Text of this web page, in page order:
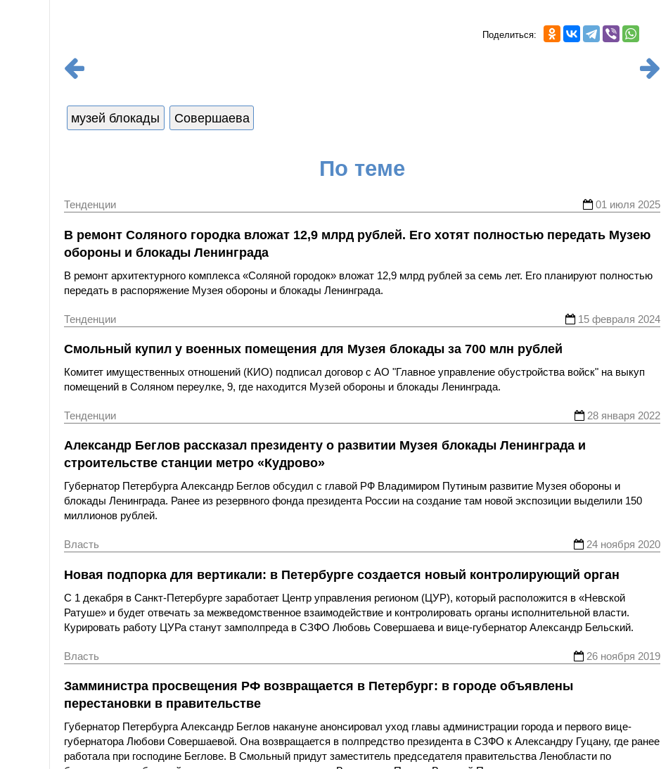
Поделиться:
музей блокады Совершаева
По теме
Тенденции 01 июля 2025
В ремонт Соляного городка вложат 12,9 млрд рублей. Его хотят полностью передать Музею
обороны и блокады Ленинграда
В ремонт архитектурного комплекса «Соляной городок» вложат 12,9 млрд рублей за семь лет. Его планируют полностью
передать в распоряжение Музея обороны и блокады Ленинграда.
Тенденции 15 февраля 2024
Смольный купил у военных помещения для Музея блокады за 700 млн рублей
Комитет имущественных отношений (КИО) подписал договор с АО "Главное управление обустройства войск" на выкуп
помещений в Соляном переулке, 9, где находится Музей обороны и блокады Ленинграда.
Тенденции 28 января 2022
Александр Беглов рассказал президенту о развитии Музея блокады Ленинграда и
строительстве станции метро «Кудрово»
Губернатор Петербурга Александр Беглов обсудил с главой РФ Владимиром Путиным развитие Музея обороны и
блокады Ленинграда. Ранее из резервного фонда президента России на создание там новой экспозиции выделили 150
миллионов рублей.
Власть 24 ноября 2020
Новая подпорка для вертикали: в Петербурге создается новый контролирующий орган
С 1 декабря в Санкт-Петербурге заработает Центр управления регионом (ЦУР), который расположится в «Невской
Ратуше» и будет отвечать за межведомственное взаимодействие и контролировать органы исполнительной власти.
Курировать работу ЦУРа станут замполпреда в СЗФО Любовь Совершаева и вице-губернатор Александр Бельский.
Власть 26 ноября 2019
Замминистра просвещения РФ возвращается в Петербург: в городе объявлены
перестановки в правительстве
Губернатор Петербурга Александр Беглов накануне анонсировал уход главы администрации города и первого вице-
губернатора Любови Совершаевой. Она возвращается в полпредство президента в СЗФО к Александру Гуцану, где ранее
работала при господине Беглове. В Смольный придут заместитель председателя правительства Ленобласти по